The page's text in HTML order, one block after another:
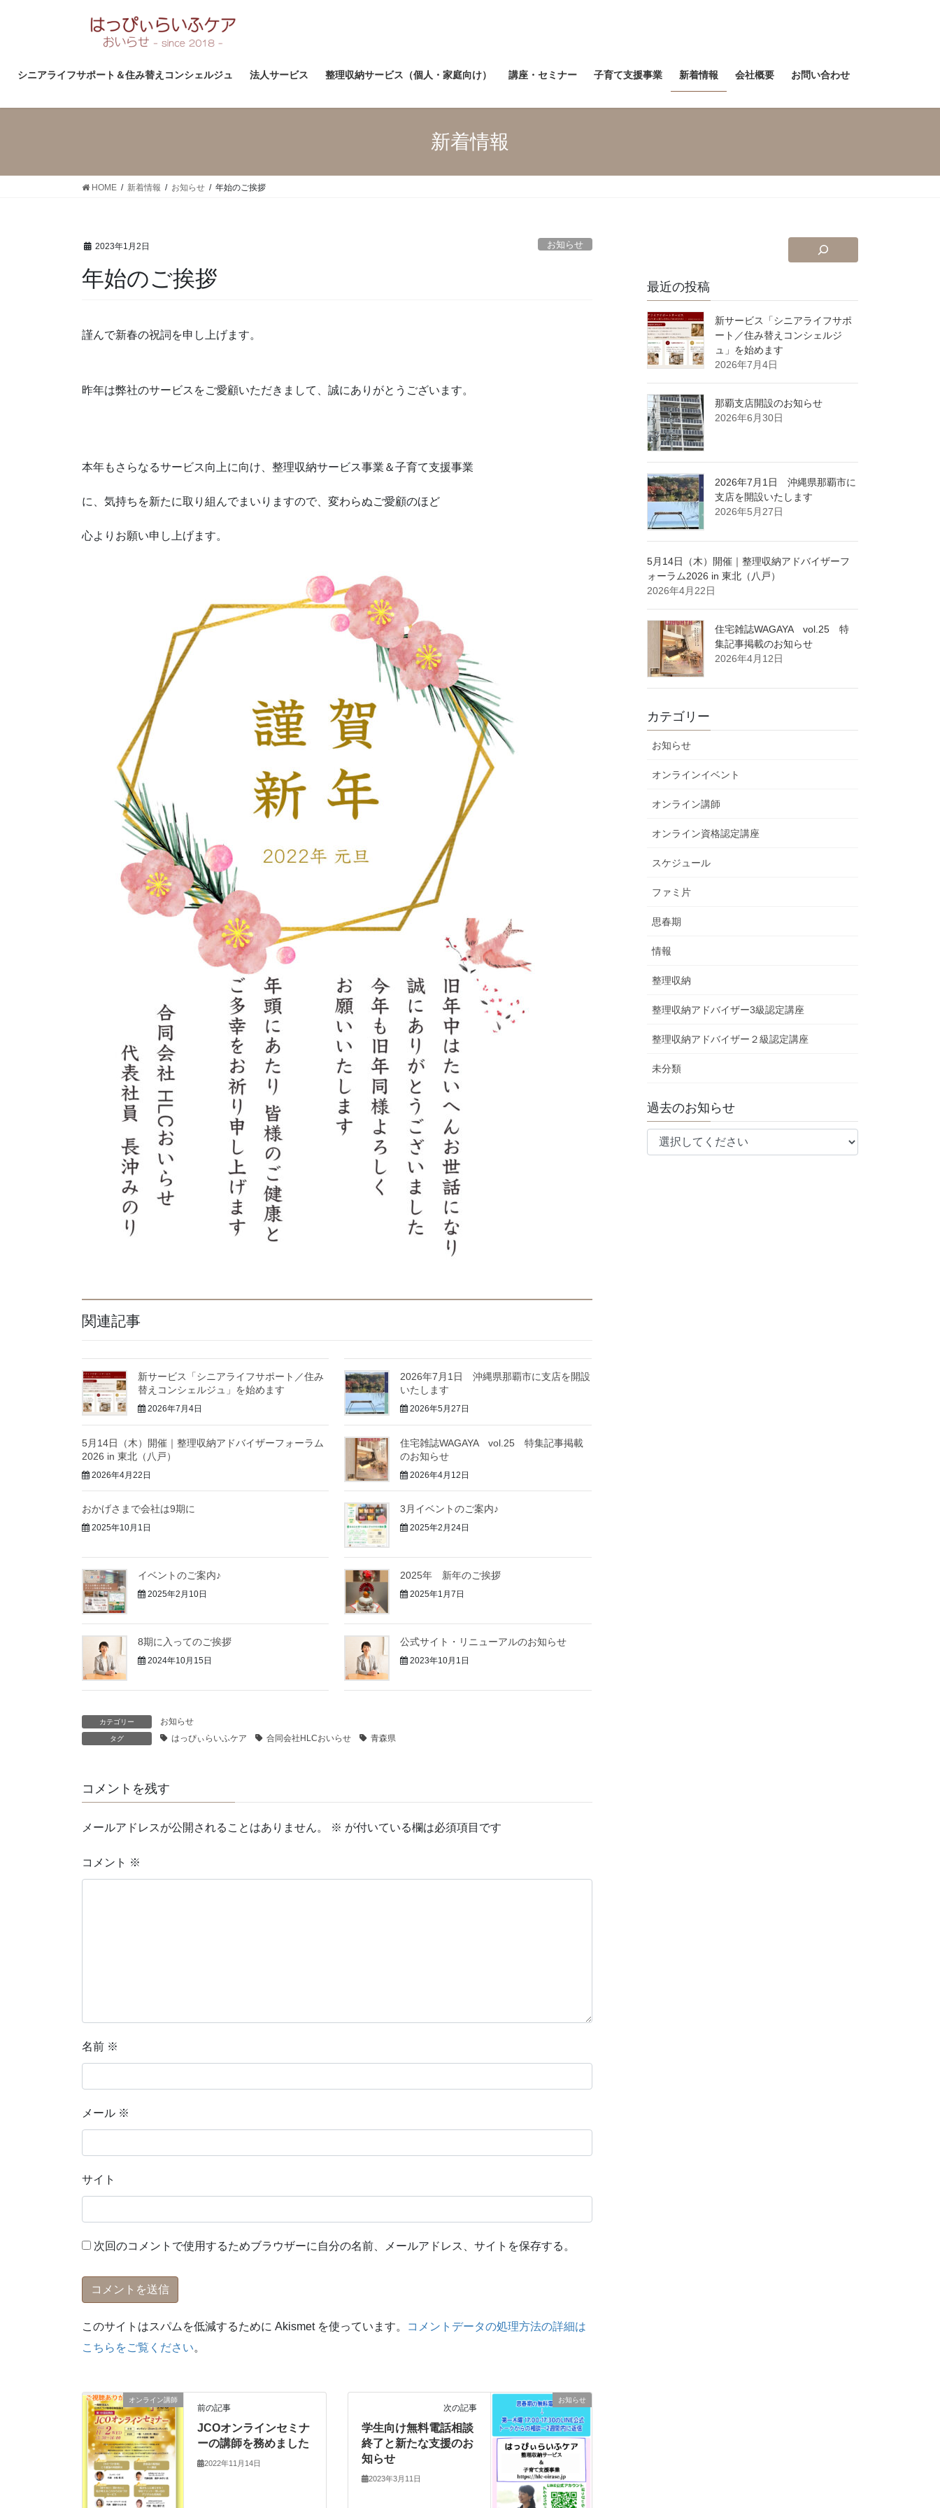
ス
ン
シニアライフサポート＆住み替えコンシェルジュ 法人サービス 整理収納サービス（個人・家庭向け） 講座・セミナー 子育て支援事業 新着情報 会社概要 お問い合わせ
新着情報
HOME 新着情報 お知らせ 年始のご挨拶
2023年1月2日 お知らせ
年始のご挨拶
謹んで新春の祝詞を申し上げます。
昨年は弊社のサービスをご愛顧いただきまして、誠にありがとうございます。
本年もさらなるサービス向上に向け、整理収納サービス事業＆子育て支援事業
に、気持ちを新たに取り組んでまいりますので、変わらぬご愛顧のほど
心よりお願い申し上げます。
関連記事
新サービス「シニアライフサポート／住み
替えコンシェルジュ」を始めます
2026年7月4日
2026年7月1日 沖縄県那覇市に支店を開設
いたします
2026年5月27日
5月14日（木）開催｜整理収納アドバイザーフォーラム
2026 in 東北（八戸）
2026年4月22日
住宅雑誌WAGAYA vol.25 特集記事掲載
のお知らせ
2026年4月12日
おかげさまで会社は9期に
2025年10月1日
3月イベントのご案内♪
2025年2月24日
イベントのご案内♪
2025年2月10日
2025年 新年のご挨拶
2025年1月7日
8期に入ってのご挨拶
2024年10月15日
公式サイト・リニューアルのお知らせ
2023年10月1日
カテゴリー お知らせ
タグ はっぴぃらいふケア 合同会社HLCおいらせ 青森県
コメントを残す
メールアドレスが公開されることはありません。 ※ が付いている欄は必須項目です
コメント ※
名前 ※
メール ※
サイト
次回のコメントで使用するためブラウザーに自分の名前、メールアドレス、サイトを保存する。
このサイトはスパムを低減するために Akismet を使っています。
コメントデータの処理方法の詳細は
こちらをご覧ください。
オンライン講師
前の記事
JCOオンラインセミナ
ーの講師を務めました
2022年11月14日
お知らせ
次の記事
学生向け無料電話相談
終了と新たな支援のお
知らせ
2023年3月11日
最近の投稿
新サービス「シニアライフサポ
ート／住み替えコンシェルジ
ュ」を始めます
2026年7月4日
那覇支店開設のお知らせ
2026年6月30日
2026年7月1日 沖縄県那覇市に
支店を開設いたします
2026年5月27日
5月14日（木）開催｜整理収納アドバイザーフ
ォーラム2026 in 東北（八戸）
2026年4月22日
住宅雑誌WAGAYA vol.25 特
集記事掲載のお知らせ
2026年4月12日
カテゴリー
お知らせ
オンラインイベント
オンライン講師
オンライン資格認定講座
スケジュール
ファミ片
思春期
情報
整理収納
整理収納アドバイザー3級認定講座
整理収納アドバイザー２級認定講座
未分類
過去のお知らせ